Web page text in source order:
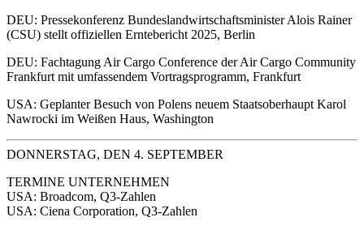
DEU: Pressekonferenz Bundeslandwirtschaftsminister Alois Rainer
(CSU) stellt offiziellen Erntebericht 2025, Berlin
DEU: Fachtagung Air Cargo Conference der Air Cargo Community
Frankfurt mit umfassendem Vortragsprogramm, Frankfurt
USA: Geplanter Besuch von Polens neuem Staatsoberhaupt Karol
Nawrocki im Weißen Haus, Washington
DONNERSTAG, DEN 4. SEPTEMBER
TERMINE UNTERNEHMEN
USA: Broadcom, Q3-Zahlen
USA: Ciena Corporation, Q3-Zahlen